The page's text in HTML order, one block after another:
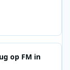
op FM in